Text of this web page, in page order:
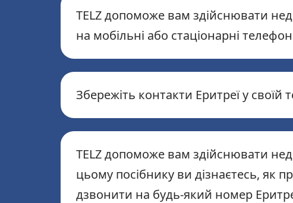
TELZ допоможе вам здійснювати
на мобільні або стаціонарні
Збережіть контакти Еритреї у
TELZ допоможе вам здійснювати
цьому посібнику ви дізнаєтесь, як
дзвонити на будь-який номер